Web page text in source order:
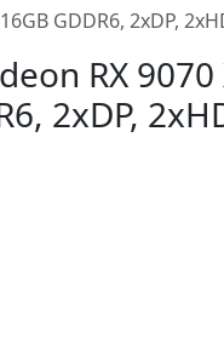
GDDR6, 2xDP,
RX 9070
2xDP,